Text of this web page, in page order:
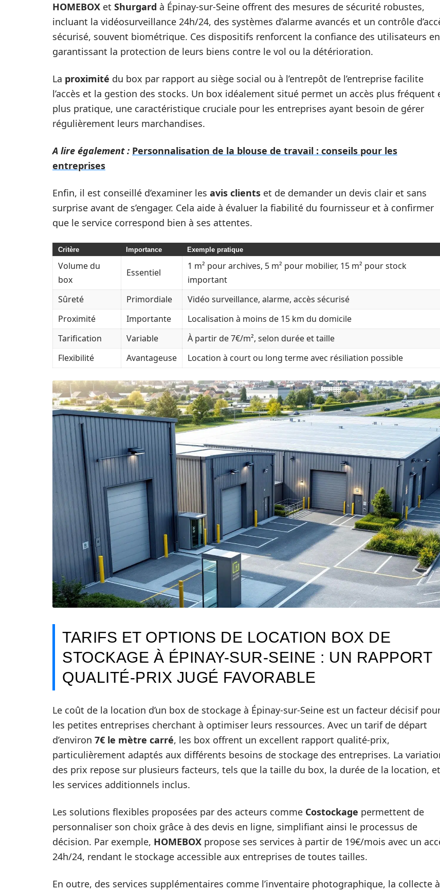
HOMEBOX et Shurgard à Épinay-sur-Seine offrent des mesures de sécurité robustes,
incluant la vidéosurveillance 24h/24, des systèmes d’alarme avancés et un contrôle
sécurisé, souvent biométrique. Ces dispositifs renforcent la confiance des utilisateurs en
garantissant la protection de leurs biens contre le vol ou la détérioration.
La proximité du box par rapport au siège social ou à l’entrepôt de l’entreprise facilite
l’accès et la gestion des stocks. Un box idéalement situé permet un accès plus fréquent
plus pratique, une caractéristique cruciale pour les entreprises ayant besoin de gérer
régulièrement leurs marchandises.
A lire également : Personnalisation de la blouse de travail : conseils pour les
entreprises
Enfin, il est conseillé d’examiner les avis clients et de demander un devis clair et sans
surprise avant de s’engager. Cela aide à évaluer la fiabilité du fournisseur et à confirmer
que le service correspond bien à ses attentes.
Critère Importance Exemple pratique
Volume du
box
Essentiel
1 m² pour archives, 5 m² pour mobilier, 15 m² pour stock
important
Sûreté
Primordiale
Vidéo surveillance, alarme, accès sécurisé
Proximité
Importante
Localisation à moins de 15 km du domicile
Tarification
Variable
À partir de 7€/m², selon durée et taille
Flexibilité
Avantageuse Location à court ou long terme avec résiliation possible
TARIFS ET OPTIONS DE LOCATION BOX DE
STOCKAGE À ÉPINAY-SUR-SEINE : UN RAPPORT
QUALITÉ-PRIX JUGÉ FAVORABLE
Le coût de la location d’un box de stockage à Épinay-sur-Seine est un facteur décisif
les petites entreprises cherchant à optimiser leurs ressources. Avec un tarif de départ
d’environ 7€ le mètre carré, les box offrent un excellent rapport qualité-prix,
particulièrement adaptés aux différents besoins de stockage des entreprises. La
des prix repose sur plusieurs facteurs, tels que la taille du box, la durée de la location, et
les services additionnels inclus.
Les solutions flexibles proposées par des acteurs comme Costockage permettent de
personnaliser son choix grâce à des devis en ligne, simplifiant ainsi le processus de
décision. Par exemple, HOMEBOX propose ses services à partir de 19€/mois avec un
24h/24, rendant le stockage accessible aux entreprises de toutes tailles.
En outre, des services supplémentaires comme l’inventaire photographique, la collecte à